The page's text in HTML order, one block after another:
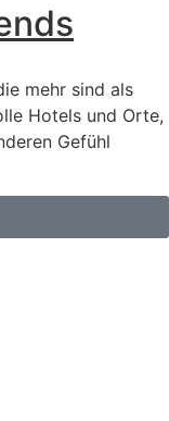
mehr sind als
Hotels und Orte,
Gefühl